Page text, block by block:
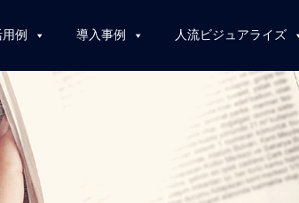
例 導入事例 人流ビジュアライズ